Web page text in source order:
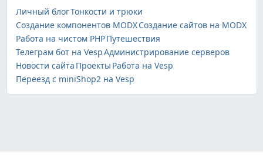
Личный блогТонкости и трюки
Создание компонентов MODXСоздание сайтов на MODX
Работа на чистом PHPПутешествия
Телеграм бот на VespАдминистрирование серверов
Новости сайта Проекты Работа на Vesp
Переезд с miniShop2 на Vesp